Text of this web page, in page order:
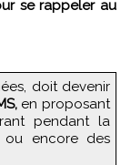
se rappeler au
doit devenir
en proposant
pendant la
ou encore des